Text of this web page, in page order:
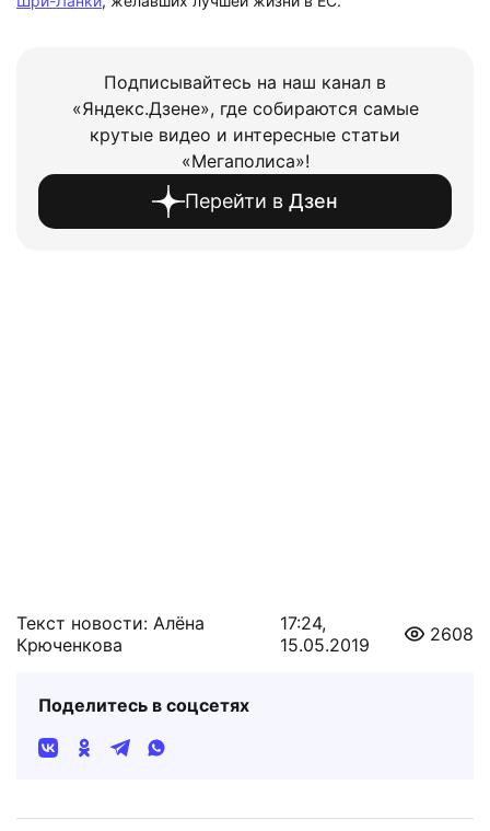
Подписывайтесь на наш канал в
«Яндекс.Дзене», где собираются самые
крутые видео и интересные статьи
«Мегаполиса»!
Перейти в Дзен
Текст новости: Алёна
Крюченкова
17:24,
15.05.2019
2608
Поделитесь в соцсетях